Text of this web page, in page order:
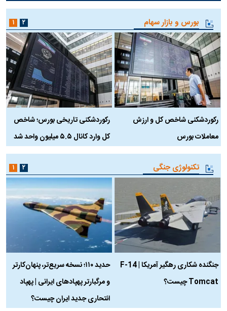
بورس و بازار سهام
رکوردشکنی شاخص کل و ارزش
معاملات بورس
رکوردشکنی تاریخی بورس؛ شاخص
کل وارد کانال ۵.۵ میلیون واحد شد
۱ ۲
تکنولوژی جنگی
جنگنده شکاری رهگیر آمریکا | F-14
Tomcat چیست؟
حدید ۱۱۰؛ نسخه سریع‌تر، پنهان‌کارتر
و مرگبارتر پهپادهای ایرانی | پهپاد
انتحاری جدید ایران چیست؟
۱ ۲